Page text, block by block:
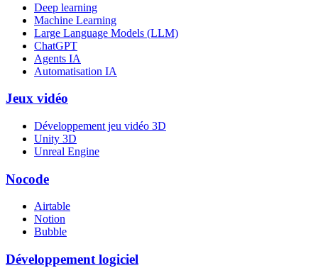
Deep learning
Machine Learning
Large Language Models (LLM)
ChatGPT
Agents IA
Automatisation IA
Jeux vidéo
Développement jeu vidéo 3D
Unity 3D
Unreal Engine
Nocode
Airtable
Notion
Bubble
Développement logiciel